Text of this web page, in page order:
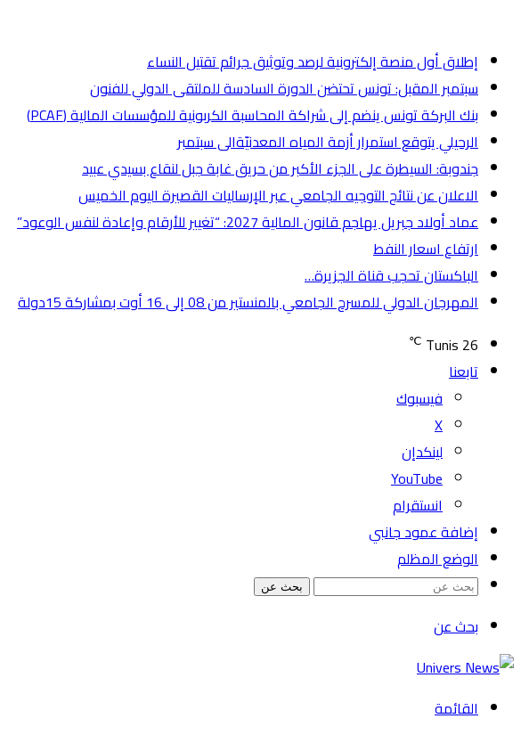
إطلاق أول منصة إلكترونية لرصد وتوثيق جرائم تقتيل النساء
سبتمبر المقبل: تونس تحتضن الدورة السادسة للملتقى الدولي للفنون
بنك البركة تونس ينضم إلى شراكة المحاسبة الكربونية للمؤسسات المالية (PCAF)
الرحيلي يتوقع استمرار أزمة المياه المعدنيّةالى سبتمبر
جندوبة: السيطرة على الجزء الأكبر من حريق غابة جبل لنقاع بسيدي عبيد
الاعلان عن نتائج التوجيه الجامعي عبر الإرساليات القصيرة اليوم الخميس
عماد أولاد جبريل يهاجم قانون المالية 2027: “تغيير للأرقام وإعادة لنفس الوعود”
ارتفاع اسعار النفط
الباكستان تحجب قناة الجزيرة…
المهرجان الدولي للمسرح الجامعي بالمنستير من 08 إلى 16 أوت بمشاركة 15دولة
Tunis 26
℃
تابعنا
فيسبوك
‫X
لينكدإن
‫YouTube
انستقرام
إضافة عمود جانبي
الوضع المظلم
بحث عن
بحث عن
القائمة